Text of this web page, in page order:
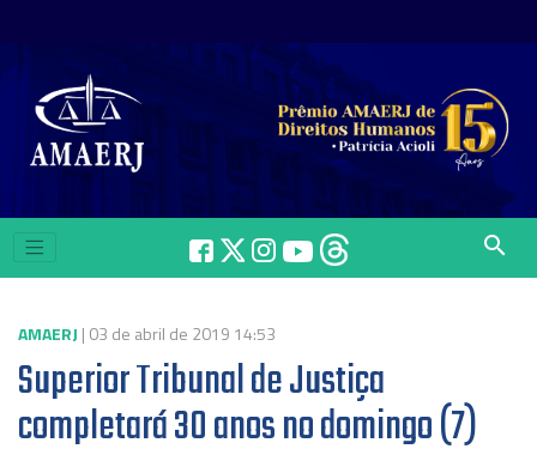
search
AMAERJ | 03 de abril de 2019 14:53
Superior Tribunal de Justiça
completará 30 anos no domingo (7)